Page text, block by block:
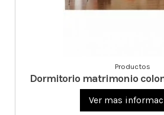
Productos
Dormitorio matrimonio
Ver mas